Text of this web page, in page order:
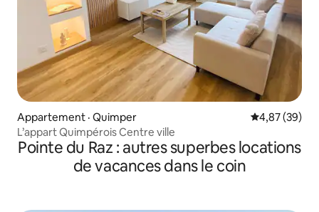
Appartement · Quimper Note
4,87 (39)
L’appart Quimpérois Centre ville
Pointe du Raz : autres superbes locations
de vacances dans le coin